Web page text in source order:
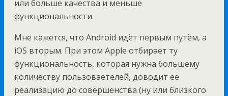
или больше качества и меньше
функциональности.
Мне кажется, что Android идёт первым путём, а
iOS вторым. При этом Apple отбирает ту
функциональность, которая нужна большему
количеству пользоваетелей, доводит её
реализацию до совершенства (ну или близкого